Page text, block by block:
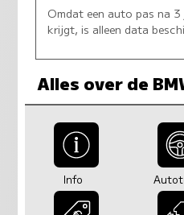
Omdat een auto pas na 3
krijgt, is alleen data
Alles over de
Info